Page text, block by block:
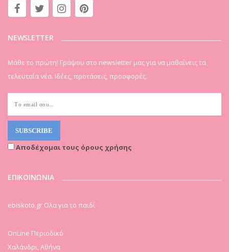
NEWSLETTER
Μάθε το πρώτη! Γράψου στο newsletter μας για να μαθαίνεις τα
τελευταία νέα. Ιδέες, προτάσεις, προσφορές.
Αποδέχομαι τους όρους χρήσης
ΕΠΙΚΟΙΝΩΝΙΑ
ebiskoto.gr Ολα για το παιδί
OnLine Περιοδικό
Χαλάνδρι, Αθήνα